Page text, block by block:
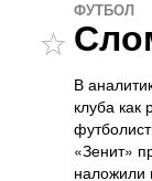
ФУТБОЛ
В
клуба
«Зенит»
наложили